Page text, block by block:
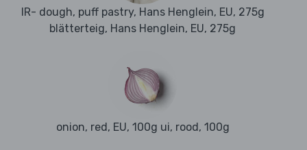
IR- dough, puff pastry, Hans Henglein, EU, 275g
blätterteig, Hans Henglein, EU, 275g
onion, red, EU, 100g ui, rood, 100g